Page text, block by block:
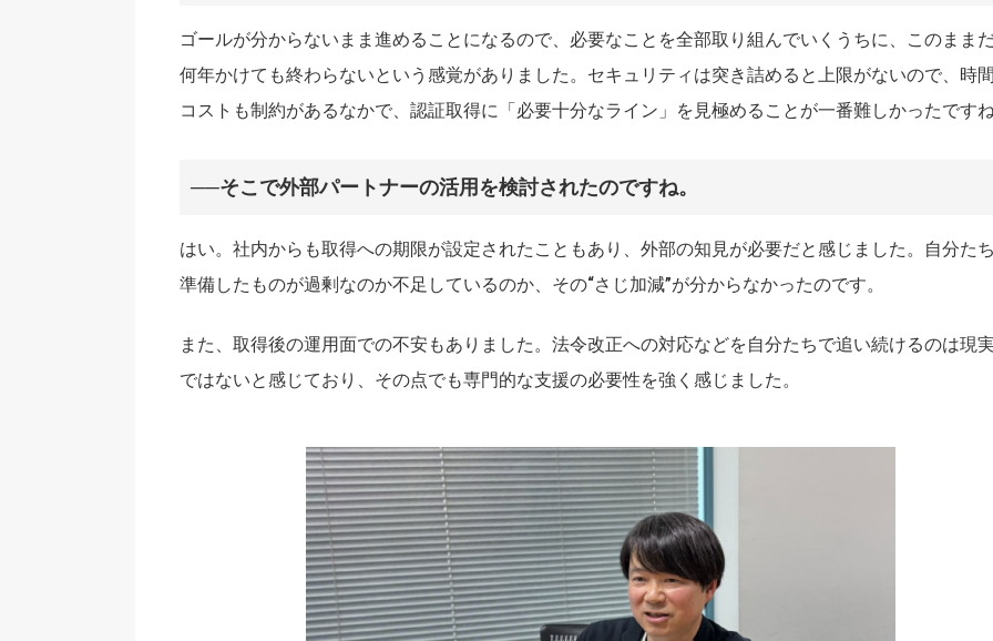
ゴールが分からないまま進めることになるので、必要なことを全部取り組んでいくうちに、このまま
何年かけても終わらないという感覚がありました。セキュリティは突き詰めると上限がないので、時
コストも制約があるなかで、認証取得に「必要十分なライン」を見極めることが一番難しかったですね
──そこで外部パートナーの活用を検討されたのですね。
はい。社内からも取得への期限が設定されたこともあり、外部の知見が必要だと感じました。自分た
準備したものが過剰なのか不足しているのか、その“さじ加減”が分からなかったのです。
また、取得後の運用面での不安もありました。法令改正への対応などを自分たちで追い続けるのは現
ではないと感じており、その点でも専門的な支援の必要性を強く感じました。